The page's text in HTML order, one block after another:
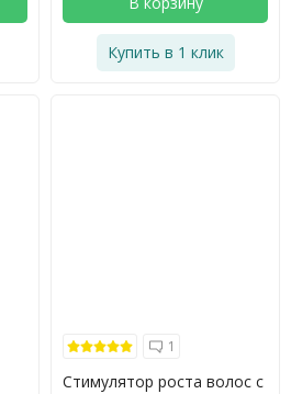
Купить в 1 клик
1
Стимулятор роста волос с